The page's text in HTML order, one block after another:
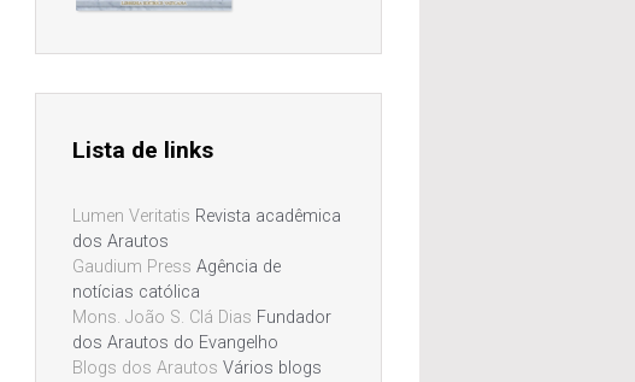
Lista de links
Lumen Veritatis Revista acadêmica
dos Arautos
Gaudium Press Agência de
notícias católica
Mons. João S. Clá Dias Fundador
dos Arautos do Evangelho
Blogs dos Arautos Vários blogs